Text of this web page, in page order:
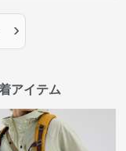
›
アイテム